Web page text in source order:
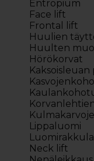
Entropium
Face lift
Frontal lift
Huulien
Huulten
Hörökorvat
Lippaluomi
Luomirakkula
Neck lift